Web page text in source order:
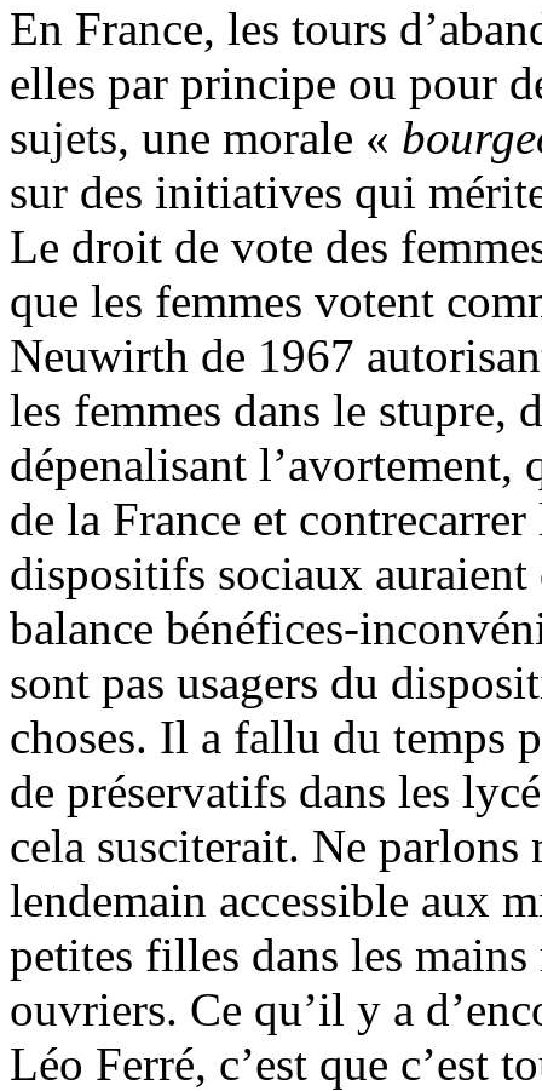
En France, les tours
elles par principe ou pour
sujets, une morale «
sur des initiatives qui
Le droit de vote des
que les femmes votent
Neuwirth de 1967
les femmes dans le stupre,
dépenalisant l’avortement,
de la France et
dispositifs sociaux auraient
balance bénéfices-
sont pas usagers du
choses. Il a fallu du temps
de préservatifs dans les
cela susciterait. Ne parlons
lendemain accessible aux
petites filles dans les mains
ouvriers. Ce qu’il y a
Léo Ferré, c’est que c’est